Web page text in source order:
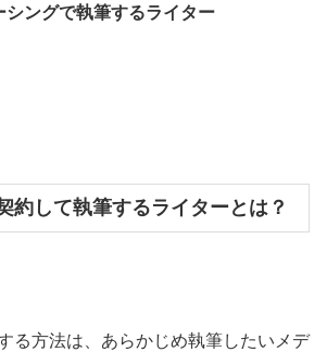
シングで執筆するライター
約して執筆するライターとは？
る方法は、あらかじめ執筆したいメデ